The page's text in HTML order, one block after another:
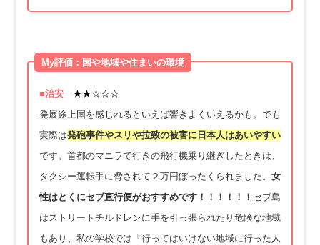
My評価：国や地域や住まいの環境
■治安 ★★☆☆☆
発展途上国を感じれるといえば響きよくいえるかも。でも
実際は発砲事件やスリや拉致の被害に日本人はあいやすい
です。首都のマニラで行きの飛行機乗り継ぎしたときは、
タクシー運転手に脅されて２万円ぼったくられました。 女
性はとくにセブ直行便がおすすめです！！！！！！ セブ島
はストリートチルドレンに手を引っ張られたり危険な地域
もあり、私の学校では「行ってはいけない地域に行った人